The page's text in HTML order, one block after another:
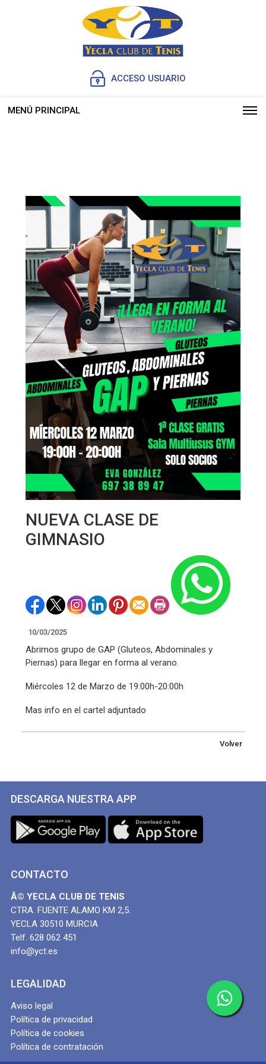
ACCESO USUARIO
MENÚ PRINCIPAL
NUEVA CLASE DE
GIMNASIO
10/03/2025
Abrimos grupo de GAP (Gluteos, Abdominales y
Piernas) para llegar en forma al verano.
Miércoles 12 de Marzo de 19:00h-20:00h
Mas info en el cartel adjuntado
Volver
DESCARGA NUESTRA APP
CONTACTO
Â© YECLA CLUB DE TENIS
CTRA. FUENTE ALAMO KM 2,5.
YECLA 30510 MURCIA
Telf. 628 062 451
info@yct.es
LEGALIDAD
Aviso legal
Política de privacidad
Política de cookies
Política de contratación